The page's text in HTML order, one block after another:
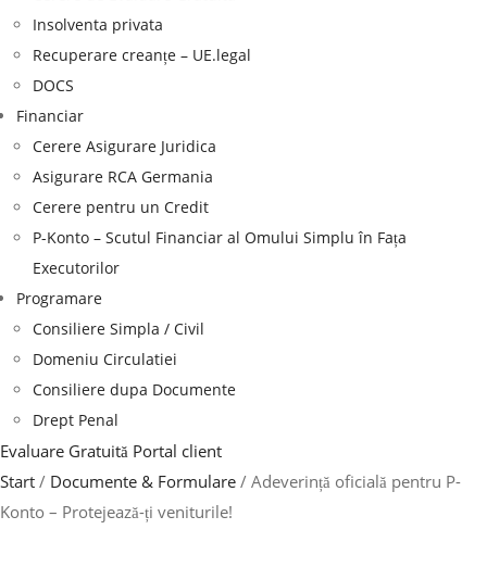
Insolventa privata
Recuperare creanțe – UE.legal
DOCS
Financiar
Cerere Asigurare Juridica
Asigurare RCA Germania
Cerere pentru un Credit
P-Konto – Scutul Financiar al Omului Simplu în Fața
Executorilor
Programare
Consiliere Simpla / Civil
Domeniu Circulatiei
Consiliere dupa Documente
Drept Penal
Evaluare Gratuită Portal client
Start / Documente & Formulare / Adeverință oficială pentru P-
Konto – Protejează-ți veniturile!